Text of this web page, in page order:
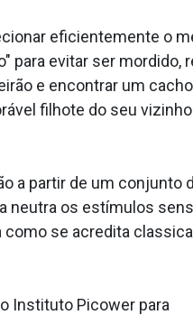
eficientemente o
para evitar ser mordido,
e encontrar um
filhote do seu
a partir de um conjunto
neutra os estímulos
como se acredita
Instituto Picower para